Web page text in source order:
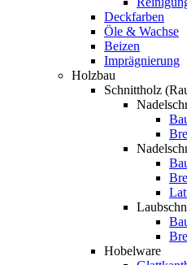
Deckfarben
Öle & Wachse
Beizen
Imprägnierung
Holzbau
Schnittholz
Hobelware